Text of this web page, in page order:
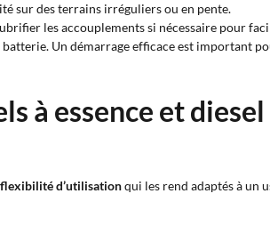
sur des terrains irréguliers ou en pente.
les accouplements si nécessaire pour
batterie. Un démarrage efficace est important
à essence et
d’utilisationqui les rend adaptés à un